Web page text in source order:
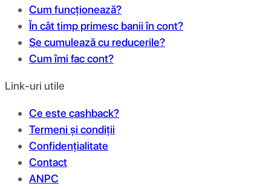
Cum funcționează?
În cât timp primesc banii în cont?
Se cumulează cu reducerile?
Cum îmi fac cont?
Link-uri utile
Ce este cashback?
Termeni și condiții
Confidențialitate
Contact
ANPC